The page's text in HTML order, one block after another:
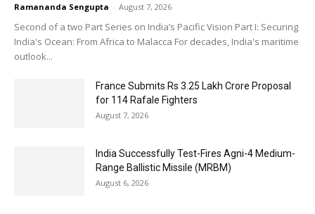
Ramananda Sengupta - August 7, 2026
Second of a two Part Series on India’s Pacific Vision Part I: Securing
India's Ocean: From Africa to Malacca For decades, India's maritime
outlook...
France Submits Rs 3.25 Lakh Crore Proposal
for 114 Rafale Fighters
August 7, 2026
India Successfully Test-Fires Agni-4 Medium-
Range Ballistic Missile (MRBM)
August 6, 2026